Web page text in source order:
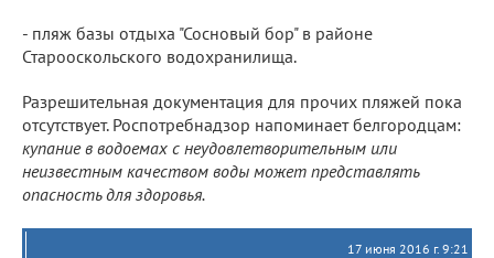
- пляж базы отдыха "Сосновый бор" в районе
Старооскольского водохранилища.
Разрешительная документация для прочих пляжей пока
отсутствует. Роспотребнадзор напоминает белгородцам:
купание в водоемах с неудовлетворительным или
неизвестным качеством воды может представлять
опасность для здоровья.
17 июня 2016 г. 9:21